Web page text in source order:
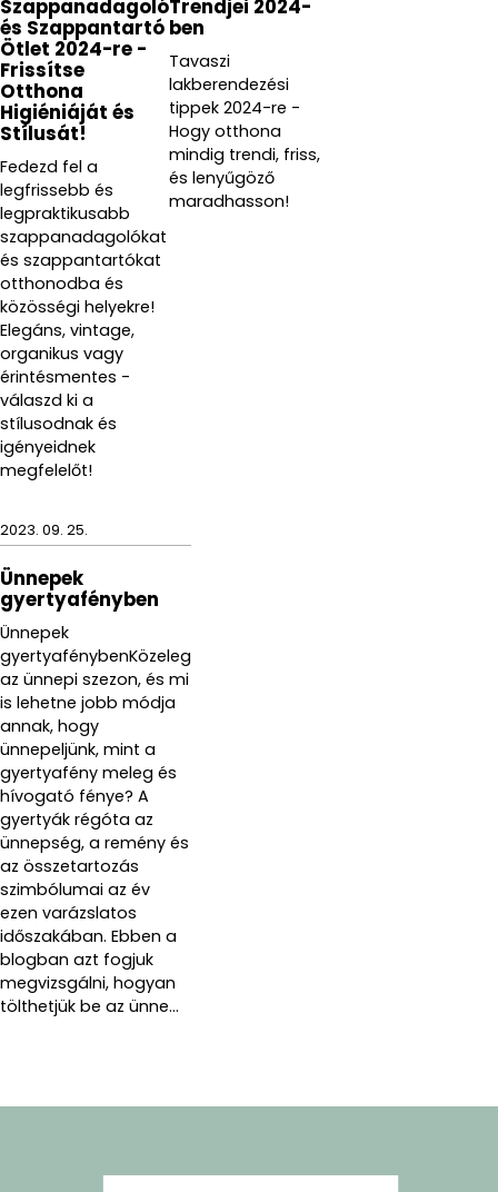
Szappanadagoló
és Szappantartó
Ötlet 2024-re -
Frissítse
Otthona
Higiéniáját és
Stílusát!
Fedezd fel a
legfrissebb és
legpraktikusabb
szappanadagolókat
és szappantartókat
otthonodba és
közösségi helyekre!
Elegáns, vintage,
organikus vagy
érintésmentes -
válaszd ki a
stílusodnak és
igényeidnek
megfelelőt!
Trendjei 2024-
ben
Tavaszi
lakberendezési
tippek 2024-re -
Hogy otthona
mindig trendi, friss,
és lenyűgöző
maradhasson!
2023. 09. 25.
Ünnepek
gyertyafényben
Ünnepek
gyertyafénybenKözeleg
az ünnepi szezon, és mi
is lehetne jobb módja
annak, hogy
ünnepeljünk, mint a
gyertyafény meleg és
hívogató fénye? A
gyertyák régóta az
ünnepség, a remény és
az összetartozás
szimbólumai az év
ezen varázslatos
időszakában. Ebben a
blogban azt fogjuk
megvizsgálni, hogyan
tölthetjük be az ünne...